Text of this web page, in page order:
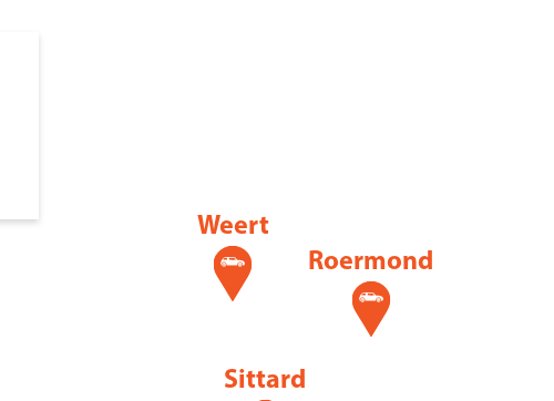
Sittard
Weert
Roermond